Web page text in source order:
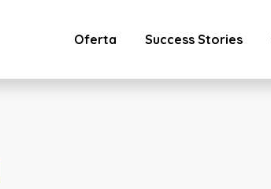
Oferta Success Stories